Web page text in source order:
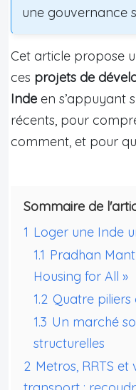
une gouvernance
Cet article propose
ces projets de
Inde en s’appuyant
récents, pour
comment, et pour
Sommaire de
1 Loger une Inde
1.1 Pradhan
Housing for All »
1.2 Quatre piliers
1.3 Un marché
structurelles
2 Metros, RRTS